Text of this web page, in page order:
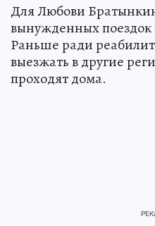
Для Любови
вынужденных
Раньше ради
выезжать в другие
проходят дома.